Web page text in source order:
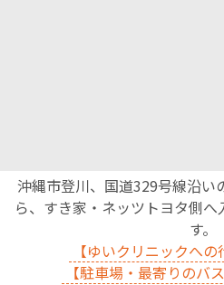
沖縄市登川、国道329号線沿い
ら、すき家・ネッツトヨタ側
す。
【ゆいクリニックへの
【駐車場・最寄りのバ